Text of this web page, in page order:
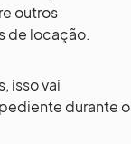
outros
de locação.
isso vai
durante o